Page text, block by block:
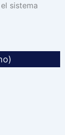
sistema